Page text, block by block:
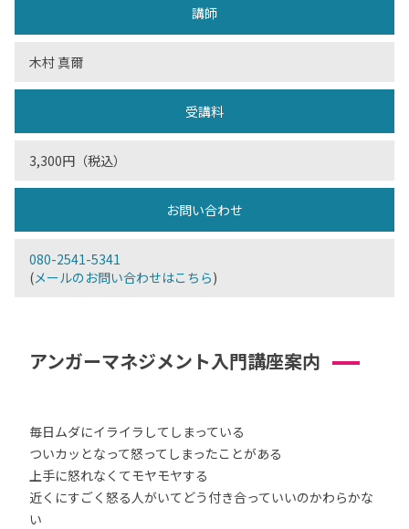
講師
木村 真爾
受講料
3,300円（税込）
お問い合わせ
080-2541-5341
(メールのお問い合わせはこちら)
アンガーマネジメント入門講座案内
毎日ムダにイライラしてしまっている
ついカッとなって怒ってしまったことがある
上手に怒れなくてモヤモヤする
近くにすごく怒る人がいてどう付き合っていいのかわらかな
い